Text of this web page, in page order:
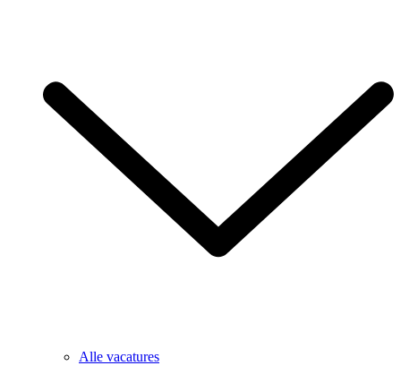
Alle vacatures